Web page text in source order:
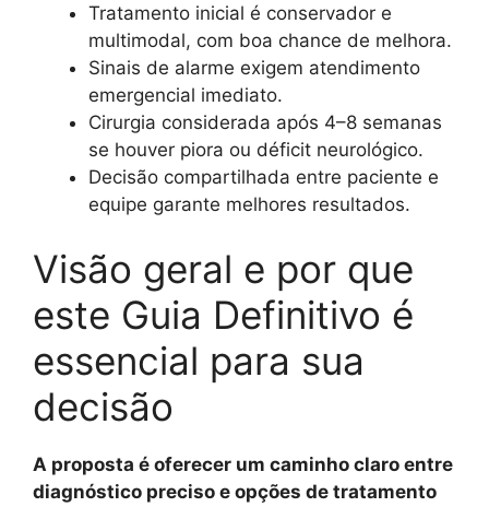
Tratamento inicial é conservador e
multimodal, com boa chance de melhora.
Sinais de alarme exigem atendimento
emergencial imediato.
Cirurgia considerada após 4–8 semanas
se houver piora ou déficit neurológico.
Decisão compartilhada entre paciente e
equipe garante melhores resultados.
Visão geral e por que
este Guia Definitivo é
essencial para sua
decisão
A proposta é oferecer um caminho claro entre
diagnóstico preciso e opções de tratamento